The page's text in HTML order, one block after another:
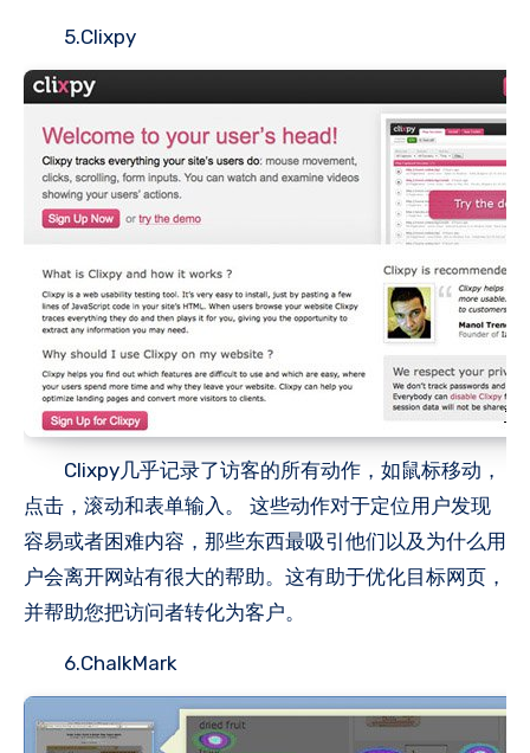
5.Clixpy
Clixpy几乎记录了访客的所有动作，如鼠标移动，
点击，滚动和表单输入。 这些动作对于定位用户发现
容易或者困难内容，那些东西最吸引他们以及为什么用
户会离开网站有很大的帮助。这有助于优化目标网页，
并帮助您把访问者转化为客户。
6.ChalkMark